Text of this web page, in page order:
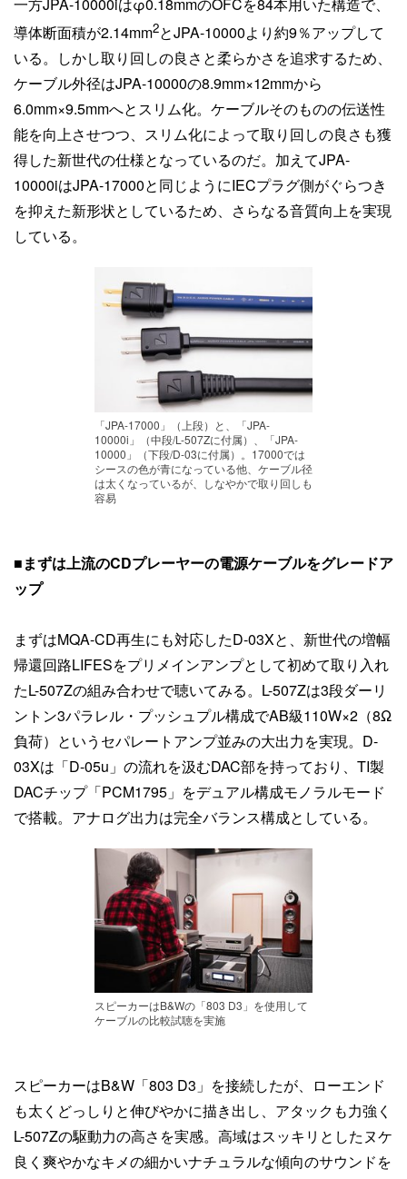
導体断面積が2.14mm2とJPA-10000より約9％アップして
いる。しかし取り回しの良さと柔らかさを追求するため、
ケーブル外径はJPA-10000の8.9mm×12mmから
6.0mm×9.5mmへとスリム化。ケーブルそのものの伝送性
能を向上させつつ、スリム化によって取り回しの良さも獲
得した新世代の仕様となっているのだ。加えてJPA-
10000iはJPA-17000と同じようにIECプラグ側がぐらつき
を抑えた新形状としているため、さらなる音質向上を実現
している。
「JPA-17000」（上段）と、「JPA-
10000i」（中段/L-507Zに付属）、「JPA-
10000」（下段/D-03に付属）。17000では
シースの色が青になっている他、ケーブル径
は太くなっているが、しなやかで取り回しも
容易
■まずは上流のCDプレーヤーの電源ケーブルをグレードア
ップ
まずはMQA-CD再生にも対応したD-03Xと、新世代の増幅
帰還回路LIFESをプリメインアンプとして初めて取り入れ
たL-507Zの組み合わせで聴いてみる。L-507Zは3段ダーリ
ントン3パラレル・プッシュプル構成でAB級110W×2（8Ω
負荷）というセパレートアンプ並みの大出力を実現。D-
03Xは「D-05u」の流れを汲むDAC部を持っており、TI製
DACチップ「PCM1795」をデュアル構成モノラルモード
で搭載。アナログ出力は完全バランス構成としている。
スピーカーはB&Wの「803 D3」を使用して
ケーブルの比較試聴を実施
スピーカーはB&W「803 D3」を接続したが、ローエンド
も太くどっしりと伸びやかに描き出し、アタックも力強く
L-507Zの駆動力の高さを実感。高域はスッキリとしたヌケ
良く爽やかなキメの細かいナチュラルな傾向のサウンドを